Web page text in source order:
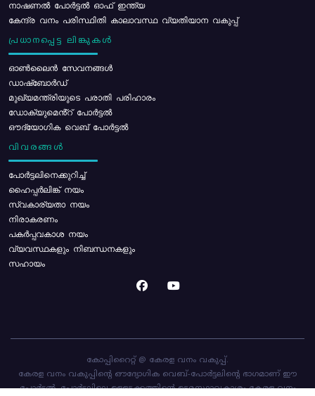
നാഷണൽ പോർട്ടൽ ഓഫ് ഇന്ത്യ
കേന്ദ്ര വനം പരിസ്ഥിതി കാലാവസ്ഥ വ്യതിയാന വകുപ്പ്
പ്രധാനപ്പെട്ട ലിങ്കുകൾ
ഓൺലൈൻ സേവനങ്ങൾ
ഡാഷ്ബോർഡ്
മുഖ്യമന്ത്രിയുടെ പരാതി പരിഹാരം
ഡോക്യുമെൻ്റ് പോർട്ടൽ
ഔദ്യോഗിക വെബ് പോർട്ടൽ
വിവരങ്ങൾ
പോര്‍ട്ടലിനെക്കുറിച്ച്
ഹൈപ്പർലിങ്ക് നയം
സ്വകാര്യതാ നയം
നിരാകരണം
പകർപ്പവകാശ നയം
വ്യവസ്ഥകളും നിബന്ധനകളും
സഹായം
കോപ്പിറൈറ്റ് @ കേരള വനം വകുപ്പ്.
കേരള വനം വകുപ്പിന്റെ ഔദ്യോഗിക വെബ്-പോർട്ടലിന്റെ ഭാഗമാണ് ഈ
പോർട്ടൽ. പോർട്ടലിലെ ഉള്ളടക്കത്തിന്റെ ഉടമസ്ഥാവകാശം കേരള വനം